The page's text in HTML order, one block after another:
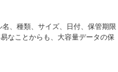
、種類、サイズ、日付、保管期限
なことからも、大容量データの保